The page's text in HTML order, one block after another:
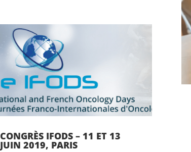
CONGRÈS IFODS – 11 ET 13
JUIN 2019, PARIS